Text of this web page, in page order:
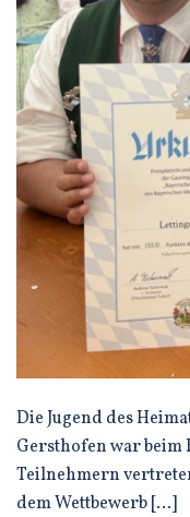
Die Jugend des
Gersthofen war beim
Teilnehmern
dem Wettbewerb […]